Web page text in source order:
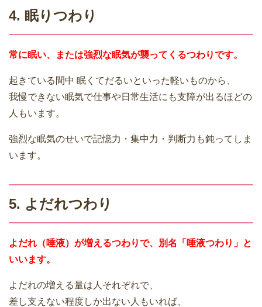
4. 眠りつわり
常に眠い、または強烈な眠気が襲ってくるつわりです。
起きている間中 眠くてだるいといった軽いものから、
我慢できない眠気で仕事や日常生活にも支障が出るほどの
人もいます。
強烈な眠気のせいで記憶力・集中力・判断力も鈍ってしま
います。
5. よだれつわり
よだれ（唾液）が増えるつわりで、別名「唾液つわり」と
いいます。
よだれの増える量は人それぞれで、
差し支えない程度しか出ない人もいれば、